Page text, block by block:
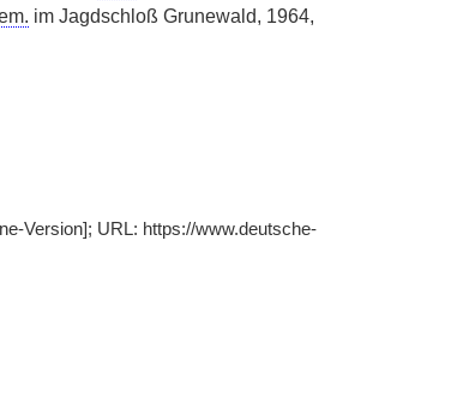
im Jagdschloß Grunewald, 1964,
Version]; URL: https://www.deutsche-